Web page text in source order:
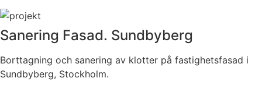
Sanering Fasad. Sundbyberg
Borttagning och sanering av klotter på fastighetsfasad i
Sundbyberg, Stockholm.